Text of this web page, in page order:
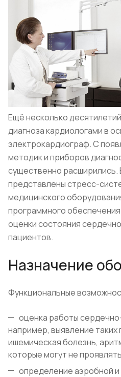
Ещё несколько
диагноза кардиологами в
электрокардиограф. С
методик и приборов
существенно расширились.
представлены стресс-
медицинского
программного
оценки состояния
пациентов.
Назначение
Функциональные
оценка работы
например, выявление таких
ишемическая болезнь,
которые могут не
определение аэробной